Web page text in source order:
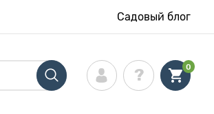
Садовый блог
0